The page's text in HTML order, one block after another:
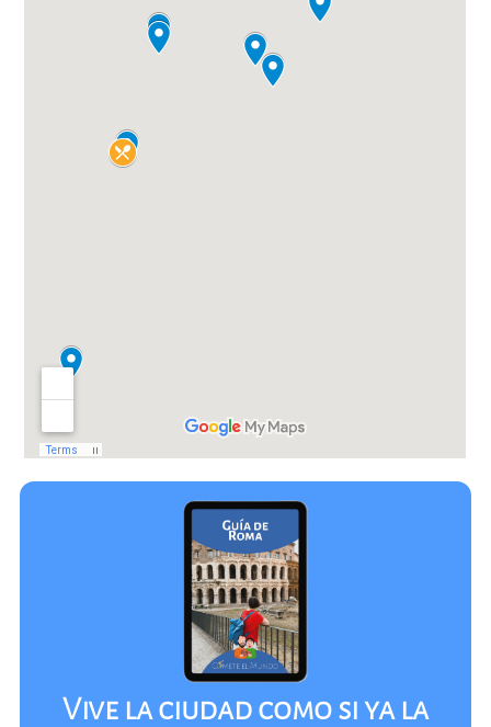
Vive la ciudad como si ya la